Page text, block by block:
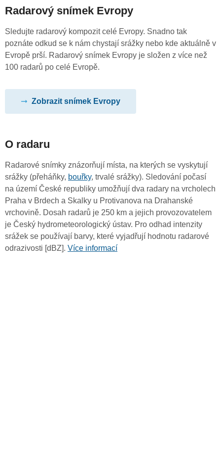
Radarový snímek Evropy
Sledujte radarový kompozit celé Evropy. Snadno tak
poznáte odkud se k nám chystají srážky nebo kde aktuálně v
Evropě prší. Radarový snímek Evropy je složen z více než
100 radarů po celé Evropě.
Zobrazit snímek Evropy
O radaru
Radarové snímky znázorňují místa, na kterých se vyskytují
srážky (přeháňky, bouřky, trvalé srážky). Sledování počasí
na území České republiky umožňují dva radary na vrcholech
Praha v Brdech a Skalky u Protivanova na Drahanské
vrchovině. Dosah radarů je 250 km a jejich provozovatelem
je Český hydrometeorologický ústav. Pro odhad intenzity
srážek se používají barvy, které vyjadřují hodnotu radarové
odrazivosti [dBZ]. Více informací